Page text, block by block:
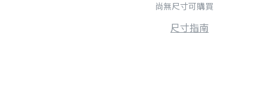
尚無尺寸可購買
尺寸指南